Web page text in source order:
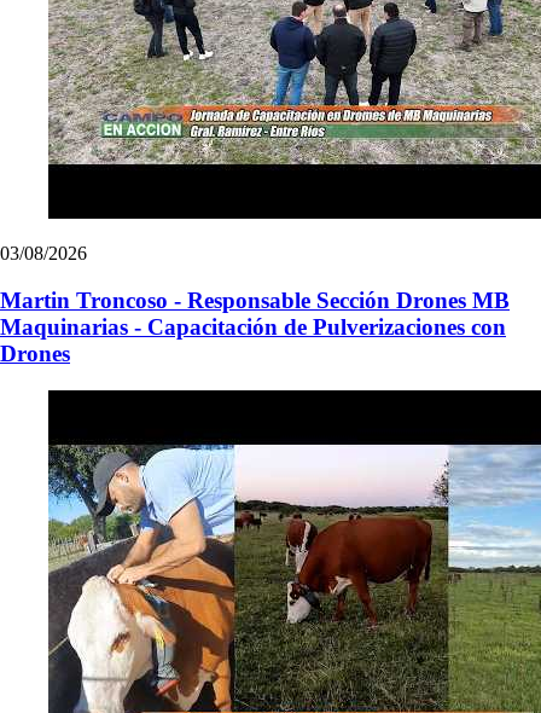
03/08/2026
Martin Troncoso - Responsable Sección Drones MB
Maquinarias - Capacitación de Pulverizaciones con
Drones